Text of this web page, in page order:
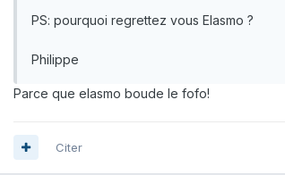
PS: pourquoi regrettez vous Elasmo ?
Philippe
Parce que elasmo boude le fofo!
Citer